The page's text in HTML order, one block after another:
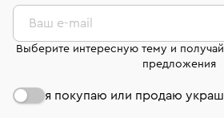
странице«Возврат украшений»
лабораторий
Ваш e-mail
Выберите интересную тему и
предложения
я покупаю или продаю